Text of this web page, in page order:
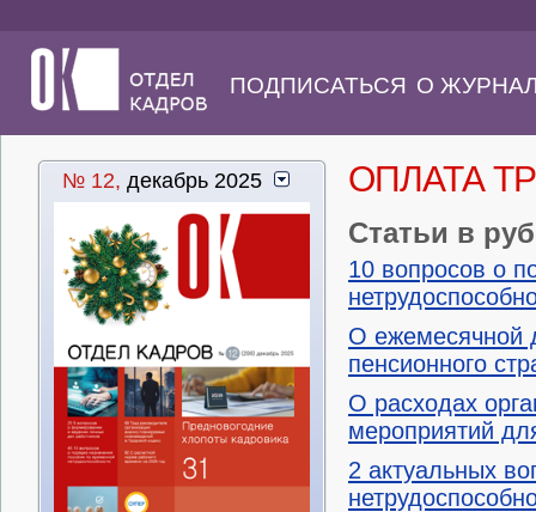
ПОДПИСАТЬСЯ О
№ 12, декабрь 2025 ОПЛАТА
Статьи в
10 вопросов о
О ежемесячной
пенсионного
О расходах
мероприятий
2 актуальных